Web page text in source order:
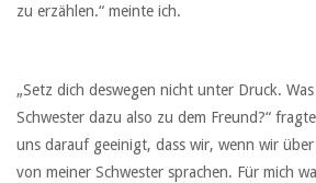
zu erzählen.“ meinte ich.
„Setz dich deswegen nicht unter Druck.
Schwester dazu also zu dem Freund?“
uns darauf geeinigt, dass wir, wenn wir
von meiner Schwester sprachen. Für mich